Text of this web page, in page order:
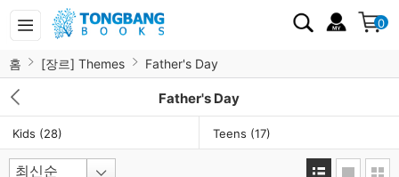
0
홈 [장르] Themes Father's Day
Father's Day
Kids (28) Teens (17)